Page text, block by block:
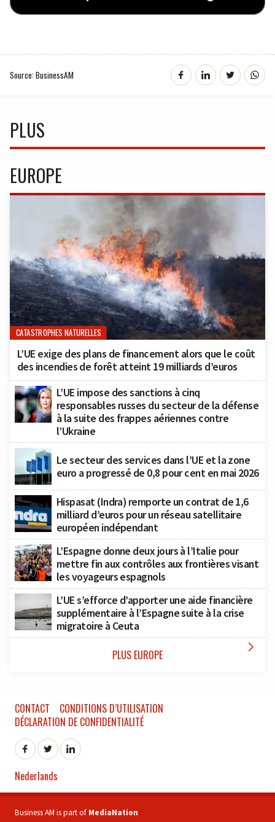
Source: BusinessAM
PLUS
EUROPE
CATASTROPHES NATURELLES
L’UE exige des plans de financement alors que le coût
des incendies de forêt atteint 19 milliards d’euros
L’UE impose des sanctions à cinq
responsables russes du secteur de la défense
à la suite des frappes aériennes contre
l’Ukraine
Le secteur des services dans l’UE et la zone
euro a progressé de 0,8 pour cent en mai 2026
Hispasat (Indra) remporte un contrat de 1,6
milliard d’euros pour un réseau satellitaire
européen indépendant
L’Espagne donne deux jours à l’Italie pour
mettre fin aux contrôles aux frontières visant
les voyageurs espagnols
L’UE s’efforce d’apporter une aide financière
supplémentaire à l’Espagne suite à la crise
migratoire à Ceuta
PLUS EUROPE 
CONTACT
CONDITIONS D’UTILISATION
DÉCLARATION DE CONFIDENTIALITÉ
Nederlands
Business AM is part of MediaNation